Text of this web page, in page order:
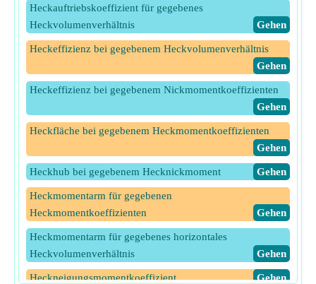
Heckauftriebskoeffizient für gegebenes
Heckvolumenverhältnis
​Gehen
Heckeffizienz bei gegebenem Heckvolumenverhältnis
​Gehen
Heckeffizienz bei gegebenem Nickmomentkoeffizienten
​Gehen
Heckfläche bei gegebenem Heckmomentkoeffizienten
​Gehen
Heckhub bei gegebenem Hecknickmoment ​Gehen
Heckmomentarm für gegebenen
Heckmomentkoeffizienten
​Gehen
Heckmomentarm für gegebenes horizontales
Heckvolumenverhältnis
​Gehen
Heckneigungsmomentkoeffizient ​Gehen